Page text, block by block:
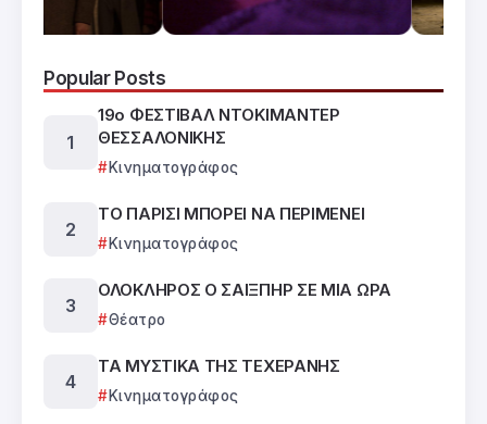
Popular Posts
19ο ΦΕΣΤΙΒΑΛ ΝΤΟΚΙΜΑΝΤΕΡ
ΘΕΣΣΑΛΟΝΙΚΗΣ
Κινηματογράφος
ΤΟ ΠΑΡΙΣΙ ΜΠΟΡΕΙ ΝΑ ΠΕΡΙΜΕΝΕΙ
Κινηματογράφος
ΟΛΟΚΛΗΡΟΣ Ο ΣΑΙΞΠΗΡ ΣΕ ΜΙΑ ΩΡΑ
Θέατρο
ΤΑ ΜΥΣΤΙΚΑ ΤΗΣ ΤΕΧΕΡΑΝΗΣ
Κινηματογράφος